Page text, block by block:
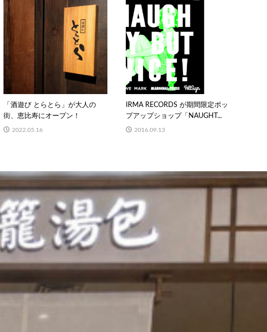
「酒遊び とらとら」が大人の
街、恵比寿にオープン！
2022.05.16
IRMA RECORDS が期間限定ポッ
プアップショップ「NAUGHT...
2016.09.13